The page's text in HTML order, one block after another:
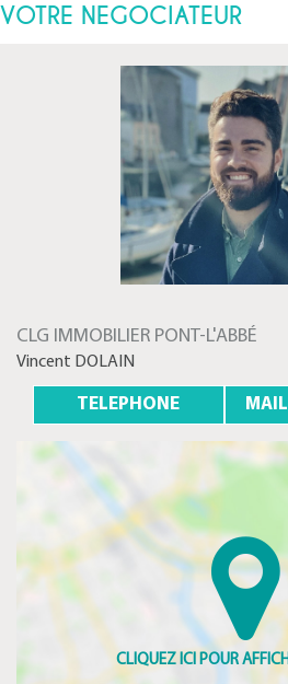
VOTRE NEGOCIATEUR
CLG IMMOBILIER PONT-L'ABBÉ
Vincent DOLAIN
TELEPHONE MAIL